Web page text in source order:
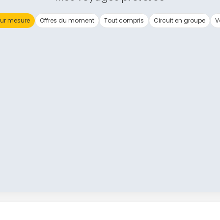
mesure Offres du moment Tout compris Circuit en groupe